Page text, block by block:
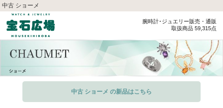
中古 ショーメ
腕時計･ジュエリー販売・通販
取扱商品 59,315点
中古 ショーメ の新品はこちら